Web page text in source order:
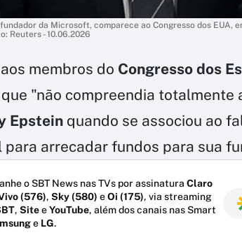
da Microsoft, comparece ao Congresso dos EUA,
Reuters - 10.06.2026
membros do Congresso dos
"não compreendia totalmente
Epstein quando se associou ao
para arrecadar fundos para sua
o SBT News nas TVs por assinatura Claro
(576), Sky (580) eOi (175), via streaming
, SiteeYouTube, além dos canais nas Smart
e LG.